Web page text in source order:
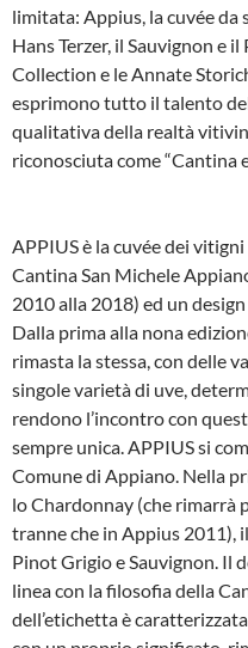
limitata: Appius, la cuvée
Hans Terzer, il Sauvignon e
Collection e le Annate
esprimono tutto il talento
qualitativa della realtà
riconosciuta come “Cantina
APPIUS è la cuvée dei
Cantina San Michele
2010 alla 2018) ed un
Dalla prima alla nona
rimasta la stessa, con delle
singole varietà di uve,
rendono l’incontro con
sempre unica. APPIUS si
Comune di Appiano. Nella
lo Chardonnay (che rimarrà
tranne che in Appius 2011),
Pinot Grigio e Sauvignon. Il
linea con la filosofia della
dell’etichetta è